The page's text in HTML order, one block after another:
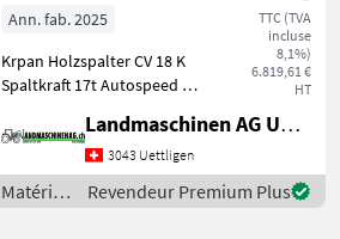
travail
Krpan
Funkwinde
TTC (TVA
incluse
8,1%)
6.819,61 €
HT
Ann. fab. 2025
Krpan Holzspalter CV 18 K
Spaltkraft 17t Autospeed 2
Graugusspumpe mit 64
Gelenkwelle Funkseilwinde
mit 15 m Seil und
Landmaschinen AG Uettligen
3043 Uettligen
Matériels
forestiers
Revendeur Premium Plus